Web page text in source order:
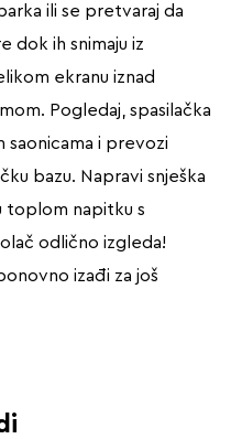
ili se pretvaraj da
dok ih snimaju iz
ekranu iznad
Pogledaj, spasilačka
i prevozi
bazu. Napravi snješka
toplom napitku s
odlično izgleda!
izađi za još